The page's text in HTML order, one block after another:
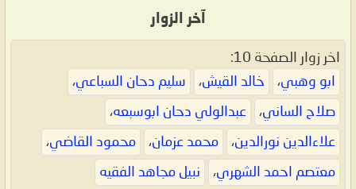
آخر الزوار
اخر زوار الصفحة 10:
ابو وهبي، خالد القيش، سليم دحان السباعي،
صلاح الساني، عبدالولي دحان ابوسبعه،
علاءالدين نورالدين، محمد عزمان، محمود القاضي،
معتصم احمد الشهري، نبيل مجاهد الفقيه